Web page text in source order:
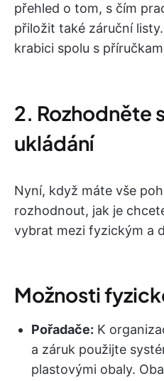
přehled o tom, s čím
přiložit také záruční
krabici spolu s
2. Rozhodněte
ukládání
Nyní, když máte vše
rozhodnout, jak je
vybrat mezi fyzickým a
Možnosti
Pořadače: K
a záruk použijte
plastovými obaly.